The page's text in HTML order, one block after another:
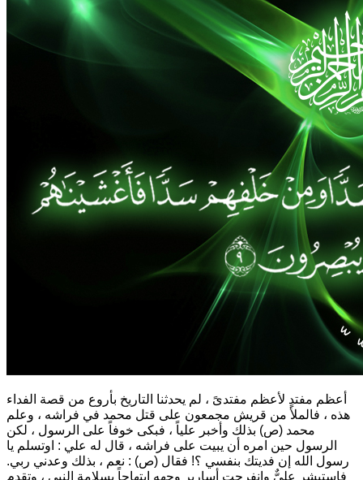
أعظم مفتدٍ لأعظم مفتدىً ، لم يحدثنا التاريخ بأروع من قصة الفداء
هذه ، فالملأ من قريش مجمعون على قتل محمد في فراشه ، وعلم
محمد (ص) بذلك وأخبر علياً ، فبكى خوفاً على الرسول ، لكن
الرسول حين امره أن يبيت على فراشه ، قال له علي : اوتسلم يا
رسول الله إن فديتك بنفسي ؟! فقال (ص) : نعم ، بذلك وعدني ربي.
فاستبشر عليٌّ وانفرجت أسارير وجهه ابتهاجاً بسلامة النبي ، وتقدم